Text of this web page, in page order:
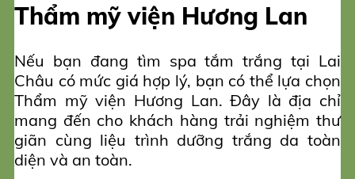
Thẩm mỹ viện Hương Lan
Nếu bạn đang tìm spa tắm trắng tại Lai
Châu có mức giá hợp lý, bạn có thể lựa chọn
Thẩm mỹ viện Hương Lan. Đây là địa chỉ
mang đến cho khách hàng trải nghiệm thư
giãn cùng liệu trình dưỡng trắng da toàn
diện và an toàn.